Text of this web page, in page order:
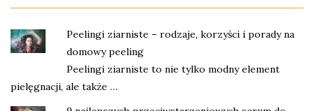
Peelingi ziarniste – rodzaje, korzyści i porady na
domowy peeling
Peelingi ziarniste to nie tylko modny element
pielęgnacji, ale także …